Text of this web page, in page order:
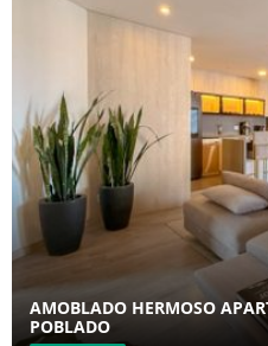
AMOBLADO HERMOSO
POBLADO